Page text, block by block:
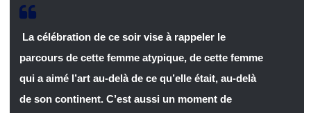
La célébration de ce soir vise à rappeler le
parcours de cette femme atypique, de cette femme
qui a aimé l’art au-delà de ce qu’elle était, au-delà
de son continent. C’est aussi un moment de